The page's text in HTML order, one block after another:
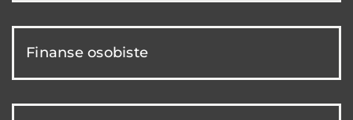
Finanse osobiste